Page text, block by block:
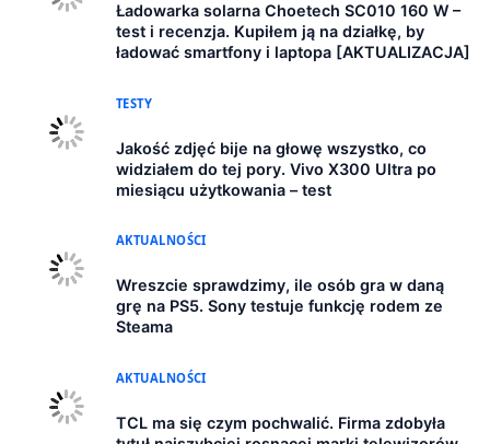
Ładowarka solarna Choetech SC010 160 W –
test i recenzja. Kupiłem ją na działkę, by
ładować smartfony i laptopa [AKTUALIZACJA]
TESTY
Jakość zdjęć bije na głowę wszystko, co
widziałem do tej pory. Vivo X300 Ultra po
miesiącu użytkowania – test
AKTUALNOŚCI
Wreszcie sprawdzimy, ile osób gra w daną
grę na PS5. Sony testuje funkcję rodem ze
Steama
AKTUALNOŚCI
TCL ma się czym pochwalić. Firma zdobyła